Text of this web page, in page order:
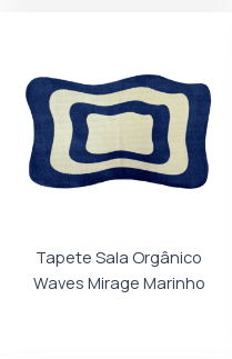
Tapete Sala Orgânico
Waves Mirage Marinho